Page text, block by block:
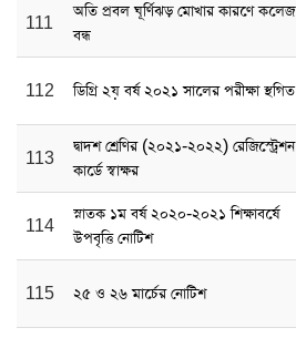
111
অতি প্রবল ঘূর্ণিঝড় মোখার কারণে কলেজ
বন্ধ
112 ডিগ্রি ২য় বর্ষ ২০২১ সালের পরীক্ষা স্থগিত
113
দ্বাদশ শ্রেণির (২০২১-২০২২) রেজিস্ট্রেশন
কার্ডে স্বাক্ষর
114
স্নাতক ১ম বর্ষ ২০২০-২০২১ শিক্ষাবর্ষে
উপবৃত্তি নোটিশ
115 ২৫ ও ২৬ মার্চের নোটিশ